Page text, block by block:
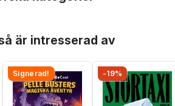
är intresserad av
Signerad! -19%